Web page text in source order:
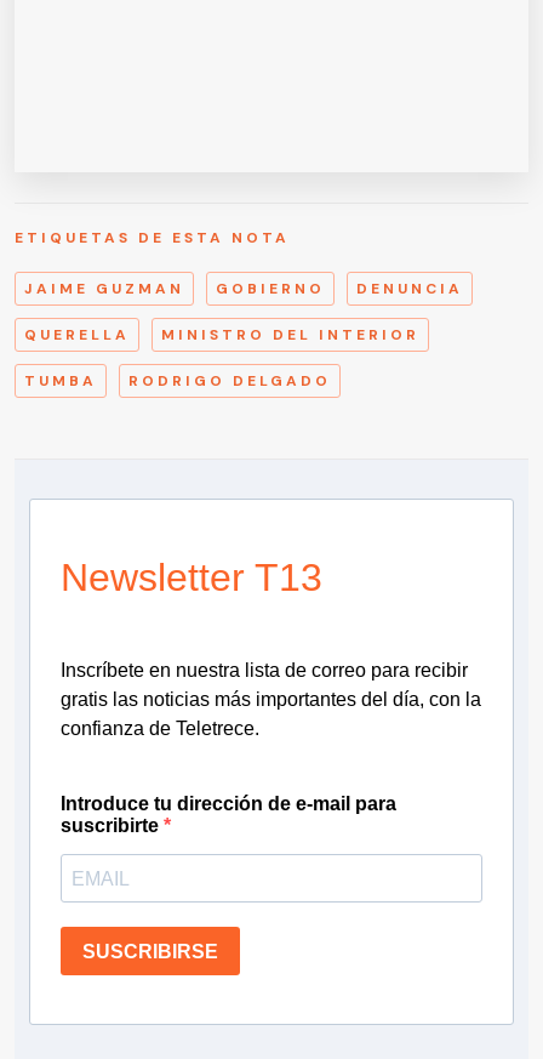
ETIQUETAS DE ESTA NOTA
JAIME GUZMAN GOBIERNO DENUNCIA
QUERELLA MINISTRO DEL INTERIOR
TUMBA RODRIGO DELGADO
Newsletter T13
Inscríbete en nuestra lista de correo para recibir
gratis las noticias más importantes del día, con la
confianza de Teletrece.
Introduce tu dirección de e-mail para
suscribirte
SUSCRIBIRSE